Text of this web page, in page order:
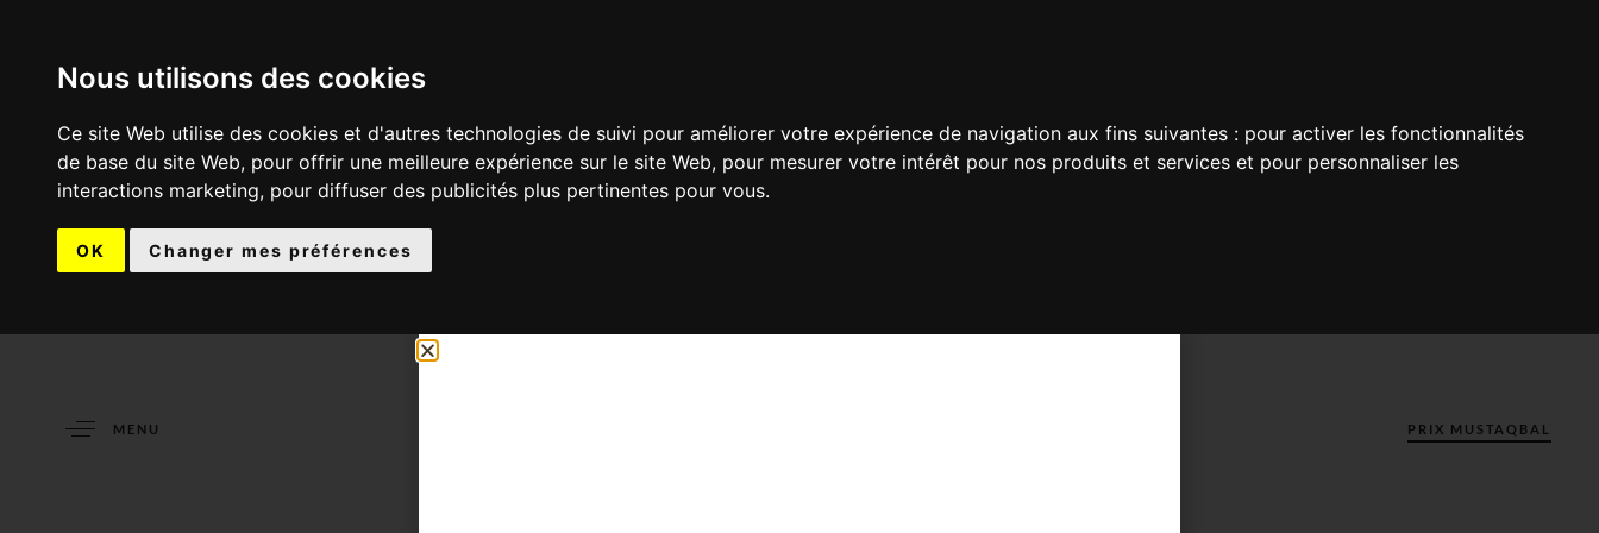
Nous utilisons des cookies
Ce site Web utilise des cookies et d'autres technologies de suivi pour améliorer votre expérience de navigation aux fins suivantes : pour activer les fonctionnalités
de base du site Web, pour offrir une meilleure expérience sur le site Web, pour mesurer votre intérêt pour nos produits et services et pour personnaliser les
interactions marketing, pour diffuser des publicités plus pertinentes pour vous.
OK Changer mes préférences
MENU PRIX MUSTAQBAL